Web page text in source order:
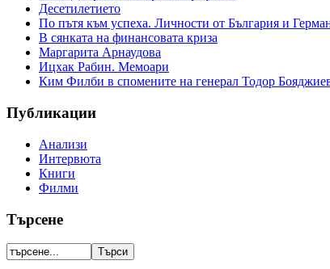
Десетилетието
По пътя към успеха. Личности от България и
В сянката на финансовата криза
Маргарита Арнаудова
Ицхак Рабин. Мемоари
Ким Филби в спомените на генерал Тодор
Публикации
Анализи
Интервюта
Книги
Филми
Търсене